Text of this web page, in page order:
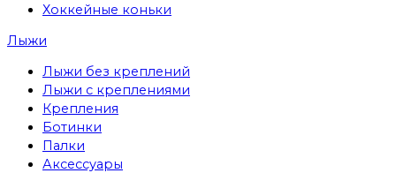
Хоккейные коньки
Лыжи
Лыжи без креплений
Лыжи с креплениями
Крепления
Ботинки
Палки
Аксессуары